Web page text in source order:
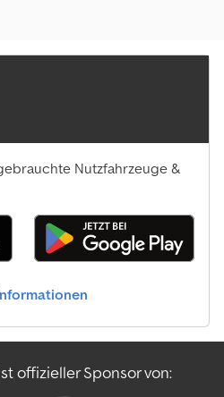
Nutzfahrzeuge &
offizieller Sponsor von: